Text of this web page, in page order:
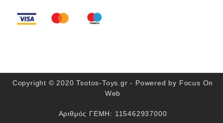
Copyright © 2020 Tsotos-Toys.gr - Powered by Focus On
Web
Αριθμός ΓΕΜΗ: 115462937000